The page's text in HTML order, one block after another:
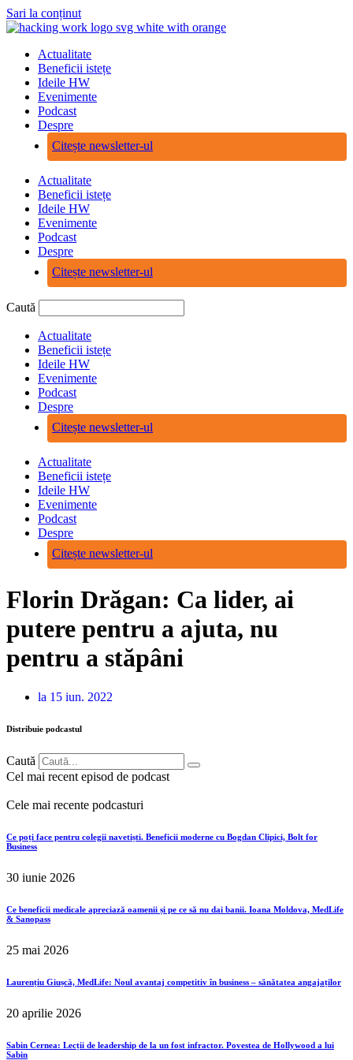
Sari la conținut
Actualitate
Beneficii istețe
Ideile HW
Evenimente
Podcast
Despre
Citește newsletter-ul
Actualitate
Beneficii istețe
Ideile HW
Evenimente
Podcast
Despre
Citește newsletter-ul
Caută
Actualitate
Beneficii istețe
Ideile HW
Evenimente
Podcast
Despre
Citește newsletter-ul
Actualitate
Beneficii istețe
Ideile HW
Evenimente
Podcast
Despre
Citește newsletter-ul
Florin Drăgan: Ca lider, ai
putere pentru a ajuta, nu
pentru a stăpâni
la 15 iun. 2022
Distribuie podcastul
Caută
Cel mai recent episod de podcast
Cele mai recente podcasturi
Ce poți face pentru colegii navetiști. Beneficii moderne cu Bogdan Clipici, Bolt for
Business
30 iunie 2026
Ce beneficii medicale apreciază oamenii și pe ce să nu dai banii. Ioana Moldova, MedLife
& Sanopass
25 mai 2026
Laurențiu Giușcă, MedLife: Noul avantaj competitiv în business – sănătatea angajaților
20 aprilie 2026
Sabin Cernea: Lecții de leadership de la un fost infractor. Povestea de Hollywood a lui
Sabin